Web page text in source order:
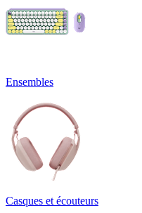
Ensembles
Casques et écouteurs